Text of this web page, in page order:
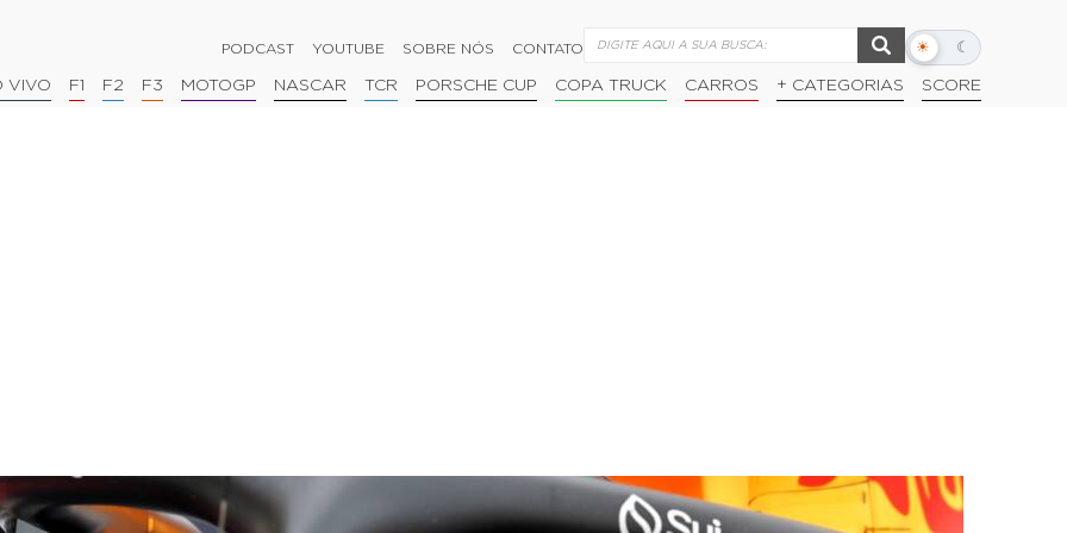
PODCAST YOUTUBE SOBRE NÓS CONTATO ☀ ☾
Alternar
escuro
VIVO F1 F2 F3 MOTOGP NASCAR TCR PORSCHE CUP COPA TRUCK CARROS + CATEGORIAS SCORE